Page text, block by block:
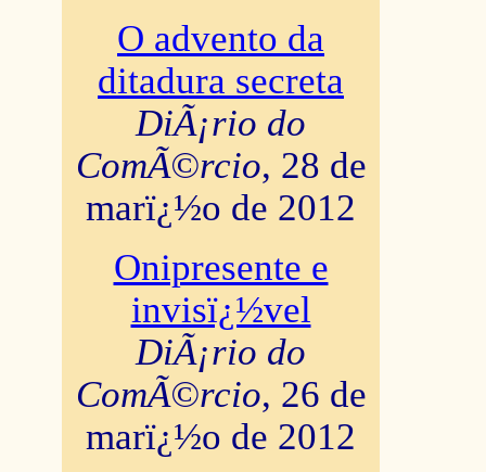
O advento da
ditadura secreta
DiÃ¡rio do
ComÃ©rcio, 28 de
marï¿½o de 2012
Onipresente e
invisï¿½vel
DiÃ¡rio do
ComÃ©rcio, 26 de
marï¿½o de 2012